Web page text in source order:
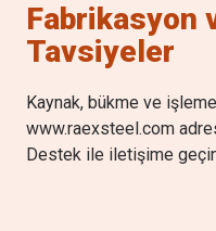
Fabrikasyon
Tavsiyeler
Kaynak, bükme ve
www.raexsteel.com
Destek ile iletişime